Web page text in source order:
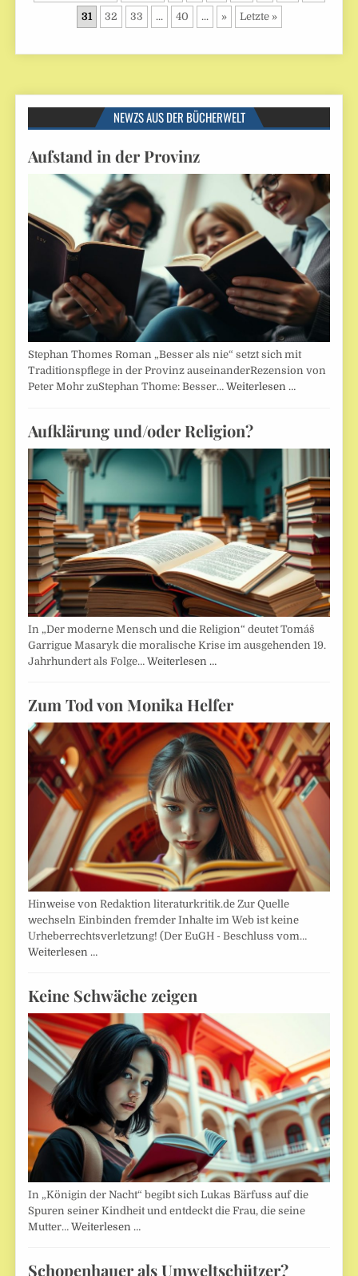
31 32 33 ... 40 ... » Letzte »
NEWZS AUS DER BÜCHERWELT
Aufstand in der Provinz
Stephan Thomes Roman „Besser als nie“ setzt sich mit
Traditionspflege in der Provinz auseinanderRezension von
Peter Mohr zuStephan Thome: Besser…Weiterlesen …
Aufklärung und/oder Religion?
In „Der moderne Mensch und die Religion“ deutet Tomáš
Garrigue Masaryk die moralische Krise im ausgehenden 19.
Jahrhundert als Folge…Weiterlesen …
Zum Tod von Monika Helfer
Hinweise von Redaktion literaturkritik.de Zur Quelle
wechseln Einbinden fremder Inhalte im Web ist keine
Urheberrechtsverletzung! (Der EuGH - Beschluss vom…
Weiterlesen …
Keine Schwäche zeigen
In „Königin der Nacht“ begibt sich Lukas Bärfuss auf die
Spuren seiner Kindheit und entdeckt die Frau, die seine
Mutter…Weiterlesen …
Schopenhauer als Umweltschützer?